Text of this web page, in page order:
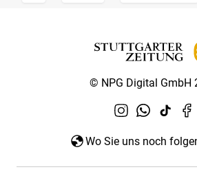
© NPG Digital GmbH
Wo Sie uns noch